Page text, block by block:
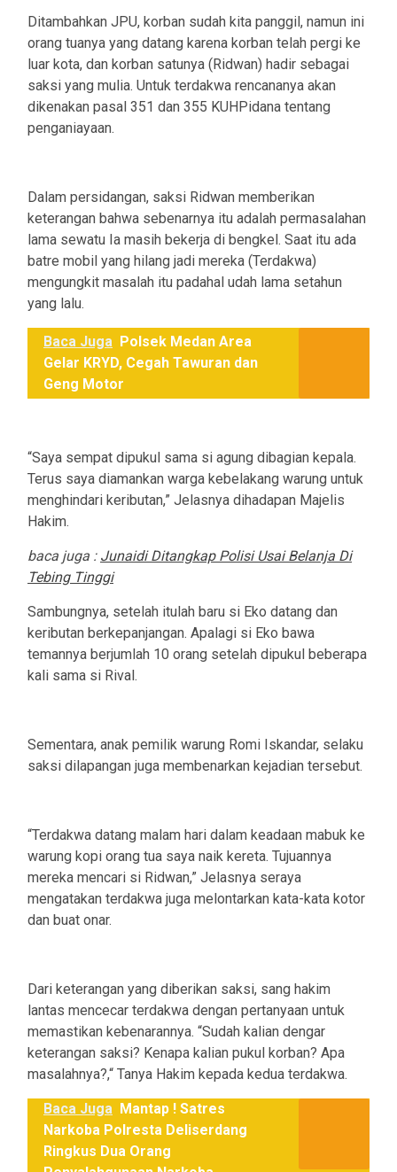
Ditambahkan JPU, korban sudah kita panggil, namun ini
orang tuanya yang datang karena korban telah pergi ke
luar kota, dan korban satunya (Ridwan) hadir sebagai
saksi yang mulia. Untuk terdakwa rencananya akan
dikenakan pasal 351 dan 355 KUHPidana tentang
penganiayaan.
Dalam persidangan, saksi Ridwan memberikan
keterangan bahwa sebenarnya itu adalah permasalahan
lama sewatu Ia masih bekerja di bengkel. Saat itu ada
batre mobil yang hilang jadi mereka (Terdakwa)
mengungkit masalah itu padahal udah lama setahun
yang lalu.
Baca Juga Polsek Medan Area
Gelar KRYD, Cegah Tawuran dan
Geng Motor
“Saya sempat dipukul sama si agung dibagian kepala.
Terus saya diamankan warga kebelakang warung untuk
menghindari keributan,” Jelasnya dihadapan Majelis
Hakim.
baca juga : Junaidi Ditangkap Polisi Usai Belanja Di
Tebing Tinggi
Sambungnya, setelah itulah baru si Eko datang dan
keributan berkepanjangan. Apalagi si Eko bawa
temannya berjumlah 10 orang setelah dipukul beberapa
kali sama si Rival.
Sementara, anak pemilik warung Romi Iskandar, selaku
saksi dilapangan juga membenarkan kejadian tersebut.
“Terdakwa datang malam hari dalam keadaan mabuk ke
warung kopi orang tua saya naik kereta. Tujuannya
mereka mencari si Ridwan,” Jelasnya seraya
mengatakan terdakwa juga melontarkan kata-kata kotor
dan buat onar.
Dari keterangan yang diberikan saksi, sang hakim
lantas mencecar terdakwa dengan pertanyaan untuk
memastikan kebenarannya. “Sudah kalian dengar
keterangan saksi? Kenapa kalian pukul korban? Apa
masalahnya?,“ Tanya Hakim kepada kedua terdakwa.
Baca Juga Mantap ! Satres
Narkoba Polresta Deliserdang
Ringkus Dua Orang